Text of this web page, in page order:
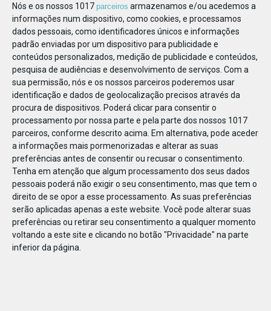
Nós e os nossos 1017 parceiros armazenamos e/ou acedemos a
informações num dispositivo, como cookies, e processamos
dados pessoais, como identificadores únicos e informações
padrão enviadas por um dispositivo para publicidade e
conteúdos personalizados, medição de publicidade e conteúdos,
pesquisa de audiências e desenvolvimento de serviços. Com a
sua permissão, nós e os nossos parceiros poderemos usar
identificação e dados de geolocalização precisos através da
procura de dispositivos. Poderá clicar para consentir o
processamento por nossa parte e pela parte dos nossos 1017
parceiros, conforme descrito acima. Em alternativa, pode aceder
a informações mais pormenorizadas e alterar as suas
preferências antes de consentir ou recusar o consentimento.
Tenha em atenção que algum processamento dos seus dados
pessoais poderá não exigir o seu consentimento, mas que tem o
direito de se opor a esse processamento. As suas preferências
serão aplicadas apenas a este website. Você pode alterar suas
preferências ou retirar seu consentimento a qualquer momento
voltando a este site e clicando no botão "Privacidade" na parte
inferior da página.
828501816532842